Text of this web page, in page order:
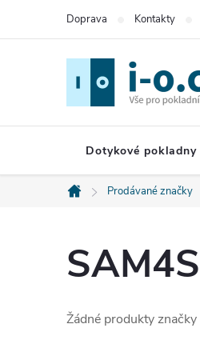
Doprava Kontakty
Dotykové pokladny
Domů
Prodávané značky
SAM4S
Žádné produkty značky